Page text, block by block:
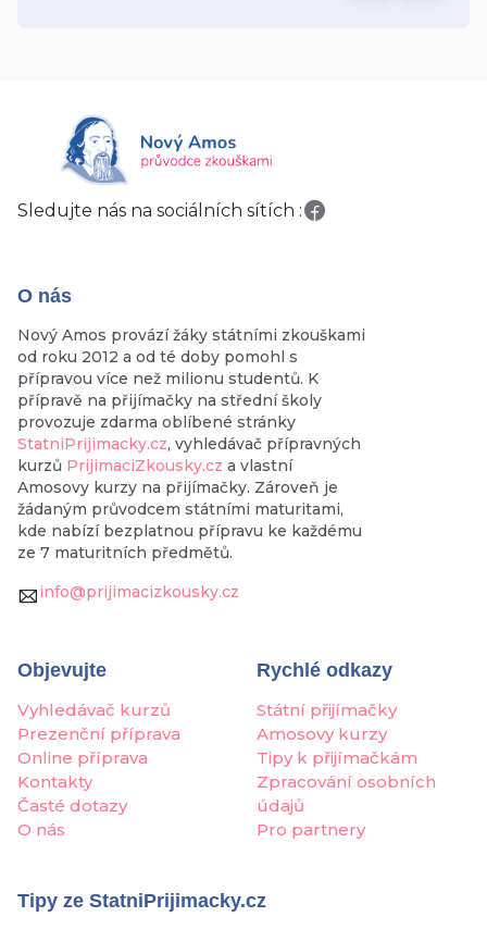
Sledujte nás na sociálních sítích :
O nás
Nový Amos provází žáky státními zkouškami
od roku 2012 a od té doby pomohl s
přípravou více než milionu studentů. K
přípravě na přijímačky na střední školy
provozuje zdarma oblíbené stránky
StatniPrijimacky.cz, vyhledávač přípravných
kurzů PrijimaciZkousky.cz a vlastní
Amosovy kurzy na přijímačky. Zároveň je
žádaným průvodcem státními maturitami,
kde nabízí bezplatnou přípravu ke každému
ze 7 maturitních předmětů.
info@prijimacizkousky.cz
Objevujte
Vyhledávač kurzů
Prezenční příprava
Online příprava
Kontakty
Časté dotazy
O nás
Rychlé odkazy
Státní přijímačky
Amosovy kurzy
Tipy k přijímačkám
Zpracování osobních
údajů
Pro partnery
Tipy ze StatniPrijimacky.cz